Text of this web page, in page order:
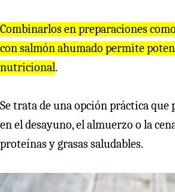
Combinarlos en preparaciones
con salmón ahumado permite
nutricional.
Se trata de una opción práctica que
en el desayuno, el almuerzo o la
proteínas y grasas saludables.